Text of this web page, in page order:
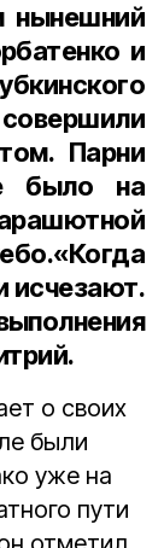
нынешний
и
Парни
было на
исчезают.
о своих
были
уже на
пути